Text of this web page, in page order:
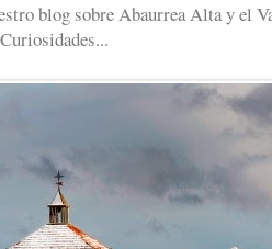
blog sobre Abaurrea Alta y el